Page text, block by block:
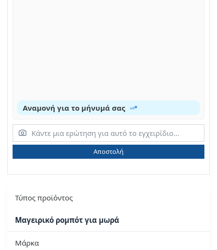
Αναμονή για το μήνυμά σας
Αποστολή
Τύπος προϊόντος
Μαγειρικό ρομπότ για μωρά
Μάρκα